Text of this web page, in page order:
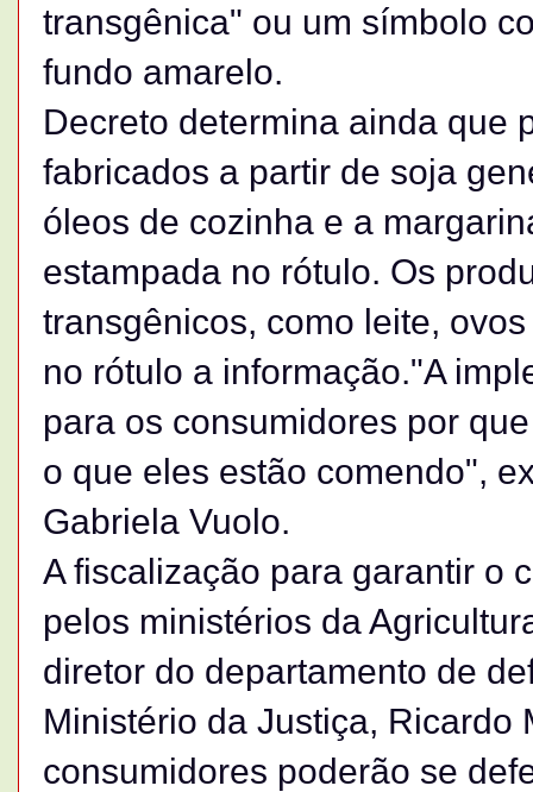
transgênica" ou um símbolo
fundo amarelo.
Decreto determina ainda que
fabricados a partir de soja
óleos de cozinha e a
estampada no rótulo. Os
transgênicos, como leite,
no rótulo a informação."A
para os consumidores por
o que eles estão comendo",
Gabriela Vuolo.
A fiscalização para garantir o
pelos ministérios da
diretor do departamento de
Ministério da Justiça, Ricardo
consumidores poderão se